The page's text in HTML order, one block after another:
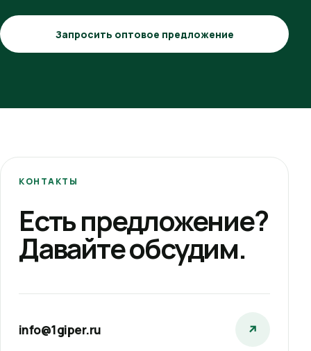
Запросить оптовое предложение
КОНТАКТЫ
Есть предложение?
Давайте обсудим.
info@1giper.ru ↗